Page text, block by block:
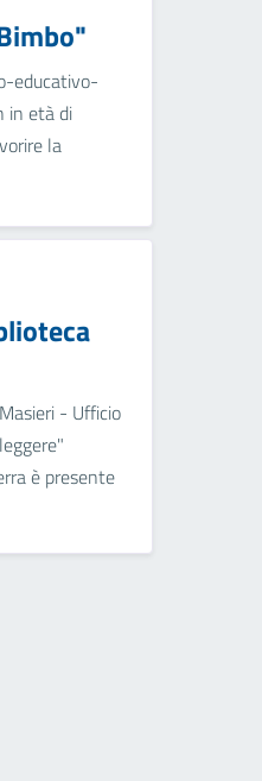
educativo-
in età di
la
- Ufficio
è presente